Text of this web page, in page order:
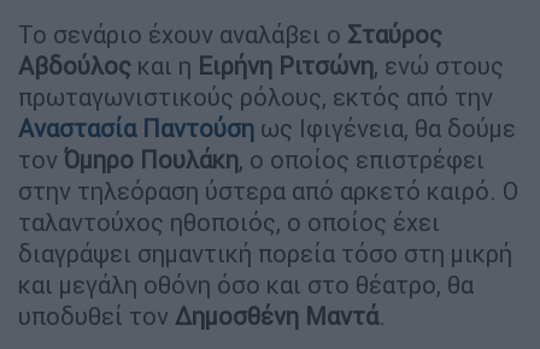
Το σενάριο έχουν αναλάβει ο Σταύρος
Αβδούλος και η Ειρήνη Ριτσώνη, ενώ στους
πρωταγωνιστικούς ρόλους, εκτός από την
Αναστασία Παντούση ως Ιφιγένεια, θα δούμε
τον Όμηρο Πουλάκη, ο οποίος επιστρέφει
στην τηλεόραση ύστερα από αρκετό καιρό. Ο
ταλαντούχος ηθοποιός, ο οποίος έχει
διαγράψει σημαντική πορεία τόσο στη μικρή
και μεγάλη οθόνη όσο και στο θέατρο, θα
υποδυθεί τον Δημοσθένη Μαντά.